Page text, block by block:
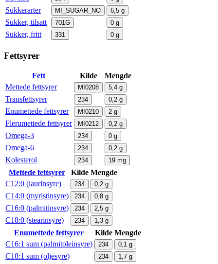
Sukkerarter MI_SUGAR_NO 6,5 g
Sukker, tilsatt 701G 0 g
Sukker, fritt 331 0 g
Fettsyrer
Fett Kilde
Mengde
Mettede fettsyrer
MI0208 5,4 g
Transfettsyrer 234 0,2 g
Enumettede fettsyrer MI0210 2 g
Flerumettede fettsyrer MI0212 0,2 g
Omega-3 234 0 g
Omega-6 234 0,2 g
Kolesterol 234 19 mg
Mettede fettsyrer Kilde Mengde
C12:0 (laurinsyre)
234 0,2 g
C14:0 (myristinsyre) 234 0,8 g
C16:0 (palmitinsyre) 234 2,5 g
C18:0 (stearinsyre) 234 1,3 g
Enumettede fettsyrer Kilde Mengde
C16:1 sum (palmitoleinsyre)
234 0,1 g
C18:1 sum (oljesyre) 234 1,7 g